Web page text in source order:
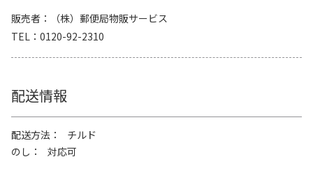
販売者
（株）郵便局物販サービス
TEL
0120-92-2310
配送情報
配送方法
チルド
のし
対応可